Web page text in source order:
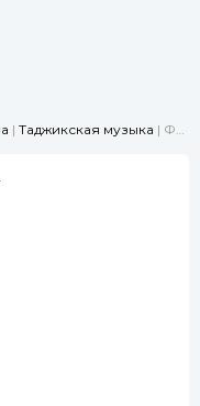
| Таджикская музыка | Фируза Хафизова-Инстаграм